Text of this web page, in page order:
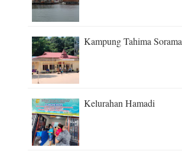
Kampung Tahima Sorama
Kelurahan Hamadi